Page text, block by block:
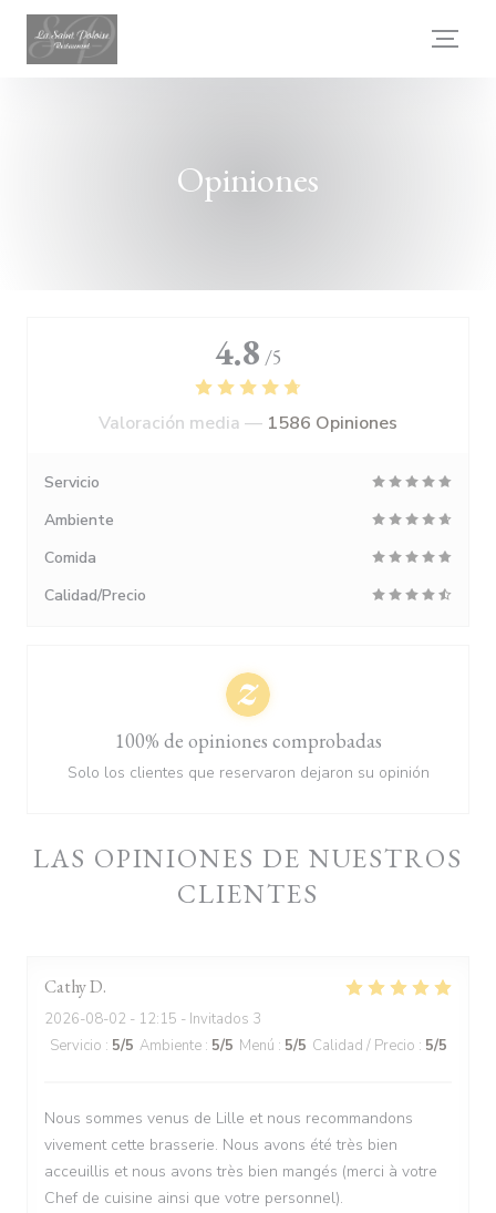
Personalización de sus opciones de cookies
Opiniones
LAS OPINIONES DE NUESTROS
CLIENTES
CathyD
2026-08-02 - 12:15 - Invitados 3
Servicio : 5/5 Ambiente : 5/5 Menú : 5/5 Calidad / Precio : 5/5
Nous sommes venus de Lille et nous recommandons
vivement cette brasserie. Nous avons été très bien
acceuillis et nous avons très bien mangés (merci à votre
Chef de cuisine ainsi que votre personnel).
4.8 /5
Valoración media — 1586 Opiniones
Servicio
Ambiente
Comida
Calidad/Precio
100% de opiniones comprobadas
Solo los clientes que reservaron dejaron su opinión